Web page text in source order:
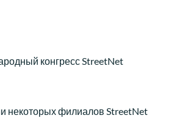
конгресс StreetNet
некоторых филиалов StreetNet